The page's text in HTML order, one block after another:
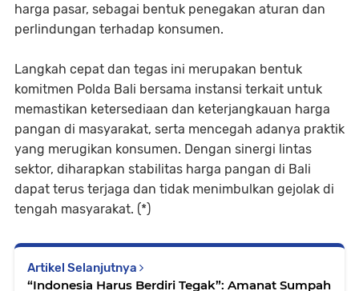
harga pasar, sebagai bentuk penegakan aturan dan
perlindungan terhadap konsumen.
Langkah cepat dan tegas ini merupakan bentuk
komitmen Polda Bali bersama instansi terkait untuk
memastikan ketersediaan dan keterjangkauan harga
pangan di masyarakat, serta mencegah adanya praktik
yang merugikan konsumen. Dengan sinergi lintas
sektor, diharapkan stabilitas harga pangan di Bali
dapat terus terjaga dan tidak menimbulkan gejolak di
tengah masyarakat. (*)
Artikel Selanjutnya
“Indonesia Harus Berdiri Tegak”: Amanat Sumpah